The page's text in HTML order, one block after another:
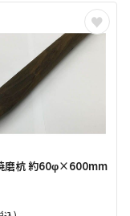
磨杭 約60φ×600mm